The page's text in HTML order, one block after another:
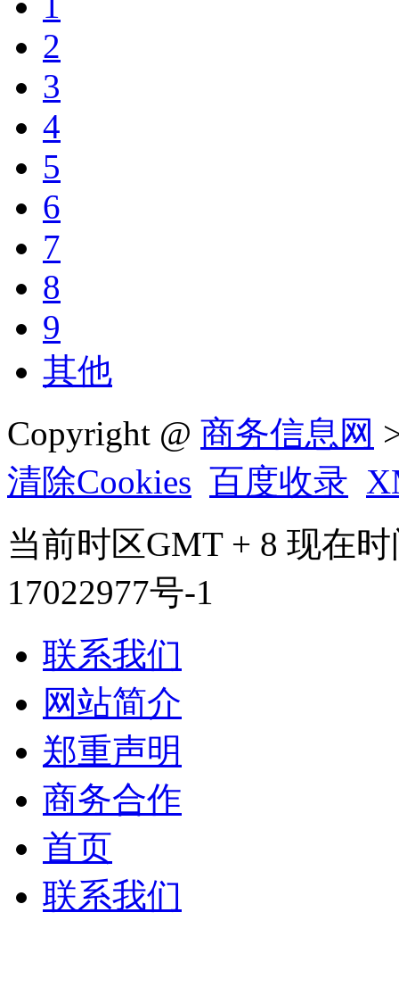
2
3
4
5
6
7
8
9
其他
Copyright @ 商务信息网
清除Cookies 百度收录
当前时区GMT + 8 现在
17022977号-1
联系我们
网站简介
郑重声明
商务合作
首页
联系我们